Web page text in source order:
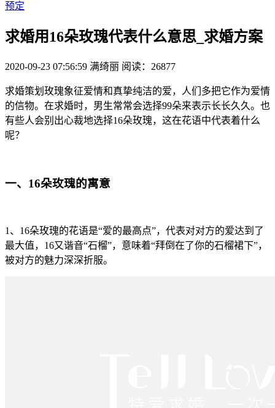
预定
求婚用16朵玫瑰代表什么意思_求婚方案
2020-09-23 07:56:59 满绮丽 阅读：26877
求婚策划玫瑰象征爱情和真挚纯洁的爱，人们多把它作为爱情
的信物。在求婚时，男生常常会选择99朵来表示长长久久。也
有些人会别出心裁地选择16朵玫瑰，这在花语中代表着什么
呢？
一、16朵玫瑰的寓意
1、16朵玫瑰的花语是“爱的最高点”，代表对对方的爱达到了
最大值，16又谐音“石榴”，意味着“拜倒在了你的石榴裙下”，
被对方的魅力深深折服。